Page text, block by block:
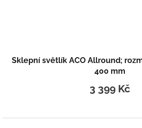
Sklepní světlík ACO Allround;
400 mm
3 399 Kč